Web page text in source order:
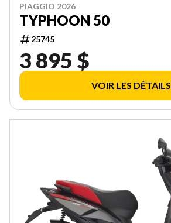
PIAGGIO 2026
TYPHOON 50
25745
3 895 $
VOIR LES DÉTAILS